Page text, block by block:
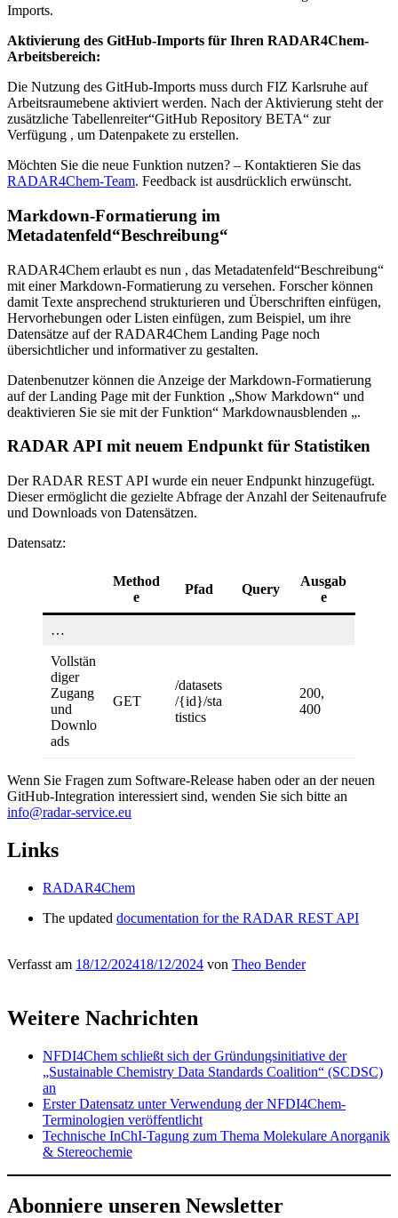
Imports.
Aktivierung des GitHub-Imports für Ihren RADAR4Chem-
Arbeitsbereich:
Die Nutzung des GitHub-Imports muss durch FIZ Karlsruhe auf
Arbeitsraumebene aktiviert werden. Nach der Aktivierung steht der
zusätzliche Tabellenreiter“GitHub Repository BETA“ zur
Verfügung , um Datenpakete zu erstellen.
Möchten Sie die neue Funktion nutzen? – Kontaktieren Sie das
RADAR4Chem-Team. Feedback ist ausdrücklich erwünscht.
Markdown-Formatierung im
Metadatenfeld“Beschreibung“
RADAR4Chem erlaubt es nun , das Metadatenfeld“Beschreibung“
mit einer Markdown-Formatierung zu versehen. Forscher können
damit Texte ansprechend strukturieren und Überschriften einfügen,
Hervorhebungen oder Listen einfügen, zum Beispiel, um ihre
Datensätze auf der RADAR4Chem Landing Page noch
übersichtlicher und informativer zu gestalten.
Datenbenutzer können die Anzeige der Markdown-Formatierung
auf der Landing Page mit der Funktion „Show Markdown“ und
deaktivieren Sie sie mit der Funktion“ Markdownausblenden „.
RADAR API mit neuem Endpunkt für Statistiken
Der RADAR REST API wurde ein neuer Endpunkt hinzugefügt.
Dieser ermöglicht die gezielte Abfrage der Anzahl der Seitenaufrufe
und Downloads von Datensätzen.
Datensatz:
Method
e
Pfad Query
Ausgab
e
…
Vollstän
diger
Zugang
und
Downlo
ads
GET
/datasets
/{id}/sta
tistics
200,
400
Wenn Sie Fragen zum Software-Release haben oder an der neuen
GitHub-Integration interessiert sind, wenden Sie sich bitte an
info@radar-service.eu
Links
RADAR4Chem
The updated documentation for the RADAR REST API
Verfasst am 18/12/202418/12/2024 von Theo Bender
Weitere Nachrichten
NFDI4Chem schließt sich der Gründungsinitiative der
„Sustainable Chemistry Data Standards Coalition“ (SCDSC)
an
Erster Datensatz unter Verwendung der NFDI4Chem-
Terminologien veröffentlicht
Technische InChI-Tagung zum Thema Molekulare Anorganik
& Stereochemie
Abonniere unseren Newsletter